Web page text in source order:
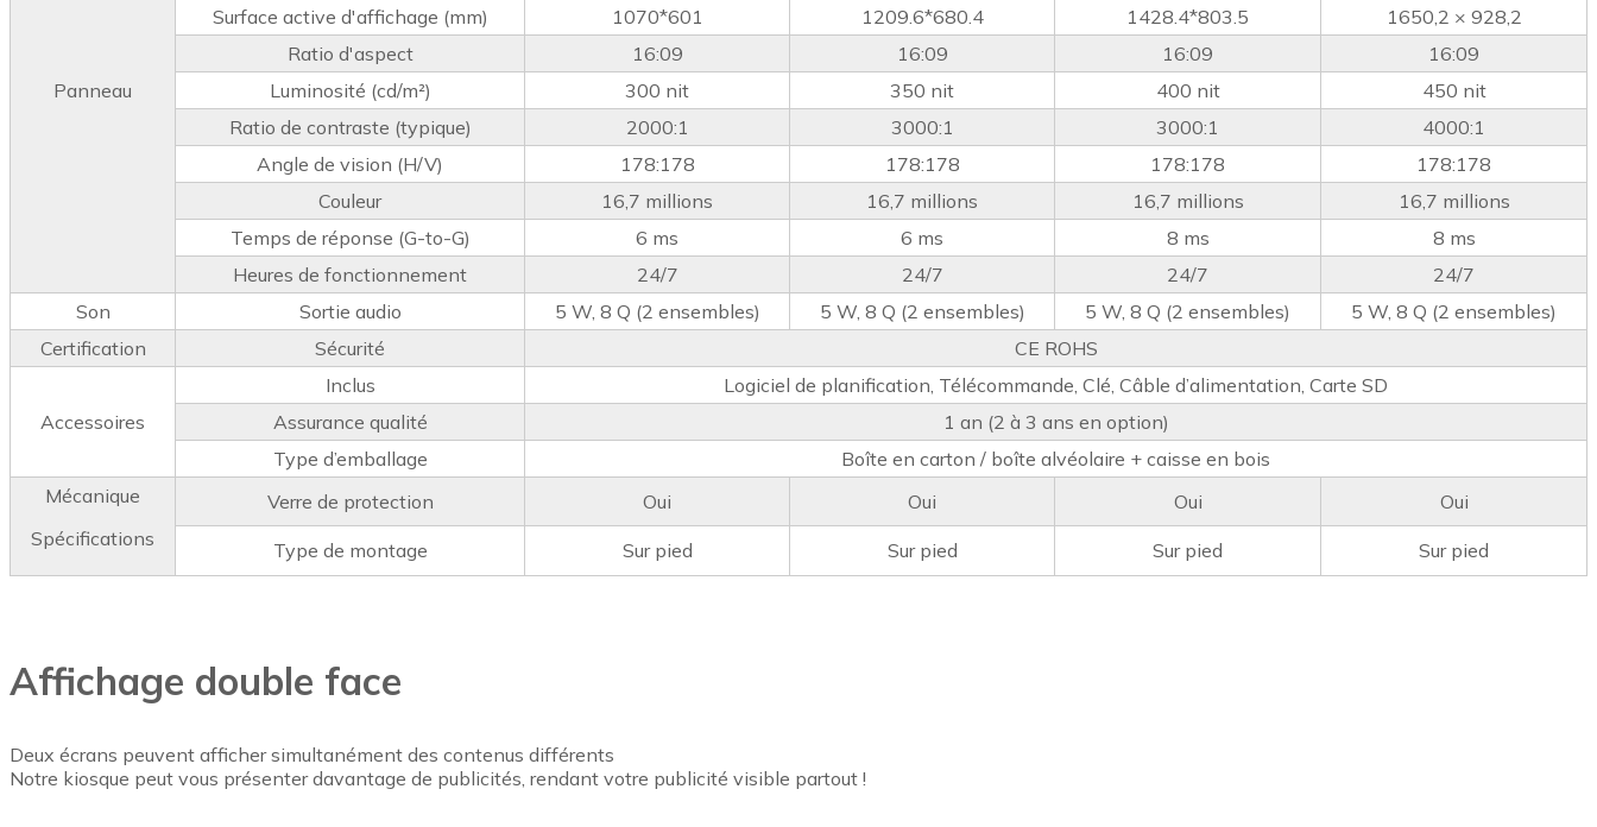
Panneau
Surface active d'affichage (mm)
1070*601 1209.6*680.4 1428.4*803.5
1650,2 × 928,2
Ratio d'aspect
16:09 16:09 16:09
16:09
Luminosité (cd/m²)
300 nit 350 nit 400 nit
450 nit
Ratio de contraste (typique)
2000:1 3000:1 3000:1
4000:1
Angle de vision (H/V)
178:178 178:178 178:178
178:178
Couleur
16,7 millions 16,7 millions 16,7 millions
16,7 millions
Temps de réponse (G-to-G)
6 ms 6 ms 8 ms
8 ms
Heures de fonctionnement
24/7 24/7 24/7
24/7
Son
Sortie audio 5 W, 8 Q (2 ensembles) 5 W, 8 Q (2 ensembles) 5 W, 8 Q (2 ensembles)
5 W, 8 Q (2 ensembles)
Certification
Sécurité CE ROHS
Accessoires
Inclus
Logiciel de planification, Télécommande, Clé, Câble d’alimentation, Carte SD
Assurance qualité
1 an (2 à 3 ans en option)
Type d’emballage
Boîte en carton / boîte alvéolaire + caisse en bois
Mécanique
Spécifications
Verre de protection Oui Oui Oui Oui
Type de montage Sur pied Sur pied Sur pied Sur pied
Affichage double face
Deux écrans peuvent afficher simultanément des contenus différents
Notre kiosque peut vous présenter davantage de publicités, rendant votre publicité visible partout !